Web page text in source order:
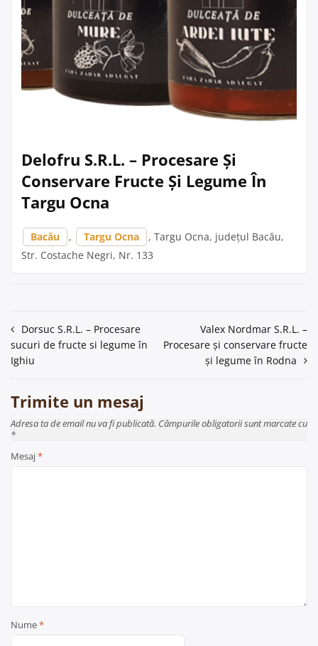
Delofru S.R.L. – Procesare Și
Conservare Fructe Și Legume În
Targu Ocna
Bacău , Targu Ocna
, Targu Ocna, județul Bacău,
Str. Costache Negri, Nr. 133
Navigare
în
Dorsuc S.R.L. – Procesare
sucuri de fructe si legume în
Ighiu
Valex Nordmar S.R.L. –
Procesare și conservare fructe
și legume în Rodna
Trimite un mesaj
Adresa ta de email nu va fi publicată. Câmpurile obligatorii sunt marcate cu
*
Mesaj*
Nume*